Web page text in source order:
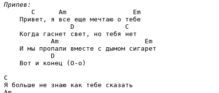
Припев:
   C      Am                 Em
    Привет, я все еще мечтаю о тебе
             D             C
    Когда гаснет свет, но тебя нет
        Am                      Em
    И мы пропали вместе с дымом сигарет
        D
    Вот и конец (О-о)
C